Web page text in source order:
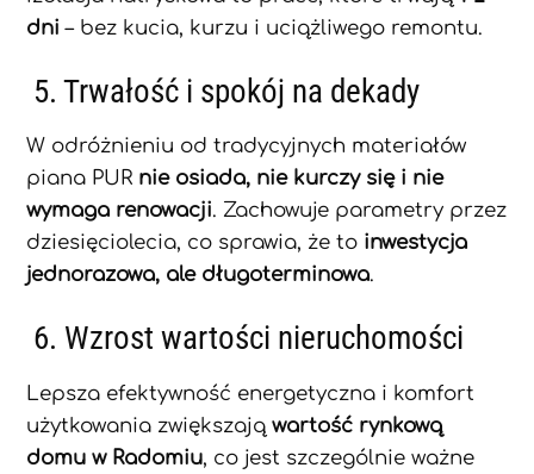
dni – bez kucia, kurzu i uciążliwego remontu.
5. Trwałość i spokój na dekady
W odróżnieniu od tradycyjnych materiałów
piana PUR nie osiada, nie kurczy się i nie
wymaga renowacji. Zachowuje parametry przez
dziesięciolecia, co sprawia, że to inwestycja
jednorazowa, ale długoterminowa.
6. Wzrost wartości nieruchomości
Lepsza efektywność energetyczna i komfort
użytkowania zwiększająwartość rynkową
domu w Radomiu, co jest szczególnie ważne